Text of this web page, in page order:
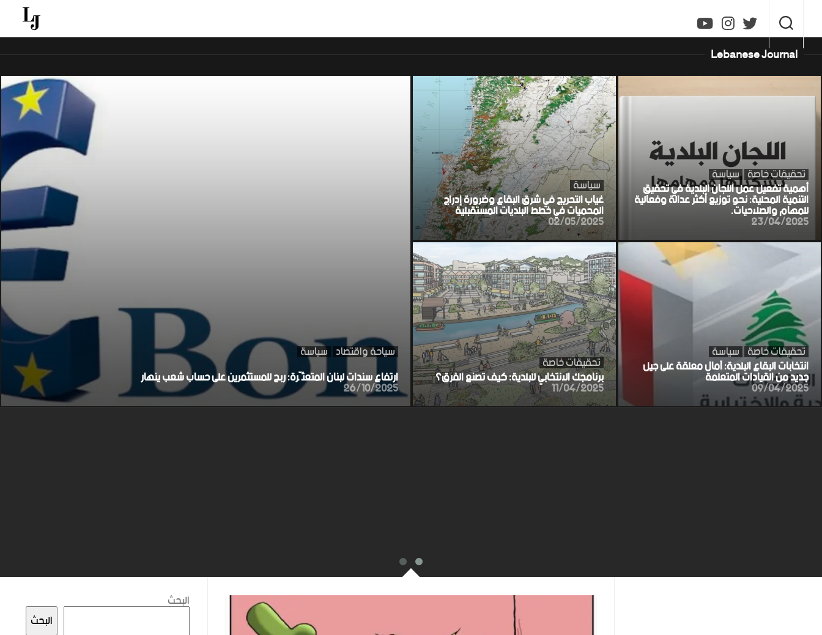
content
Lebanese Journal
سياحة واقتصاد سياسة
ارتفاع سندات لبنان المتعثّرة: ربح للمستثمرين على حساب شعب ينهار
26/10/2025
سياسة
غياب التحريج في شرق البقاع وضرورة إدراج
المحميات في خطط البلديات المستقبلية
02/05/2025
تحقيقات خاصة سياسة
أهمية تفعيل عمل اللجان البلدية في تحقيق
التنمية المحلية: نحو توزيع أكثر عدالة وفعالية
للمهام والصلاحيات.
23/04/2025
تحقيقات خاصة
برنامجك الانتخابي للبلدية: كيف تصنع الفرق؟
11/04/2025
تحقيقات خاصة سياسة
انتخابات البقاع البلدية: آمال معلقة على جيل
جديد من القيادات المتعلمة
09/04/2025
البحث
البحث